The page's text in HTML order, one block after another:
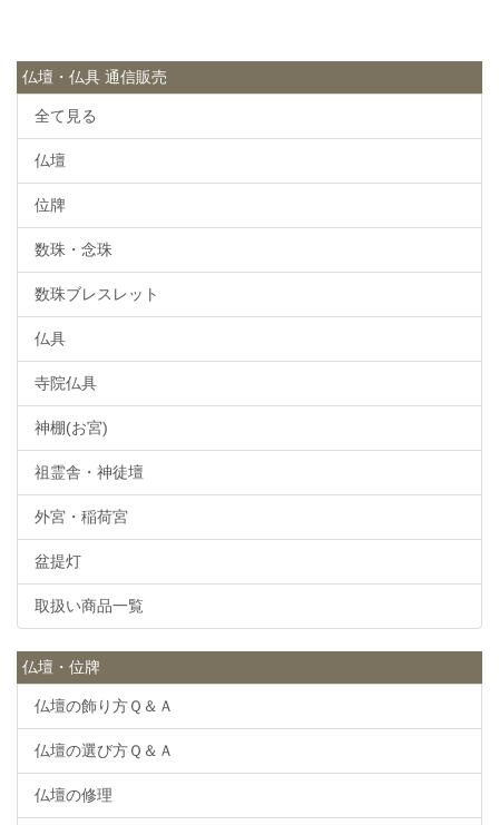
仏壇・仏具 通信販売
全て見る
仏壇
位牌
数珠・念珠
数珠ブレスレット
仏具
寺院仏具
神棚(お宮)
祖霊舎・神徒壇
外宮・稲荷宮
盆提灯
取扱い商品一覧
仏壇・位牌
仏壇の飾り方Ｑ＆Ａ
仏壇の選び方Ｑ＆Ａ
仏壇の修理